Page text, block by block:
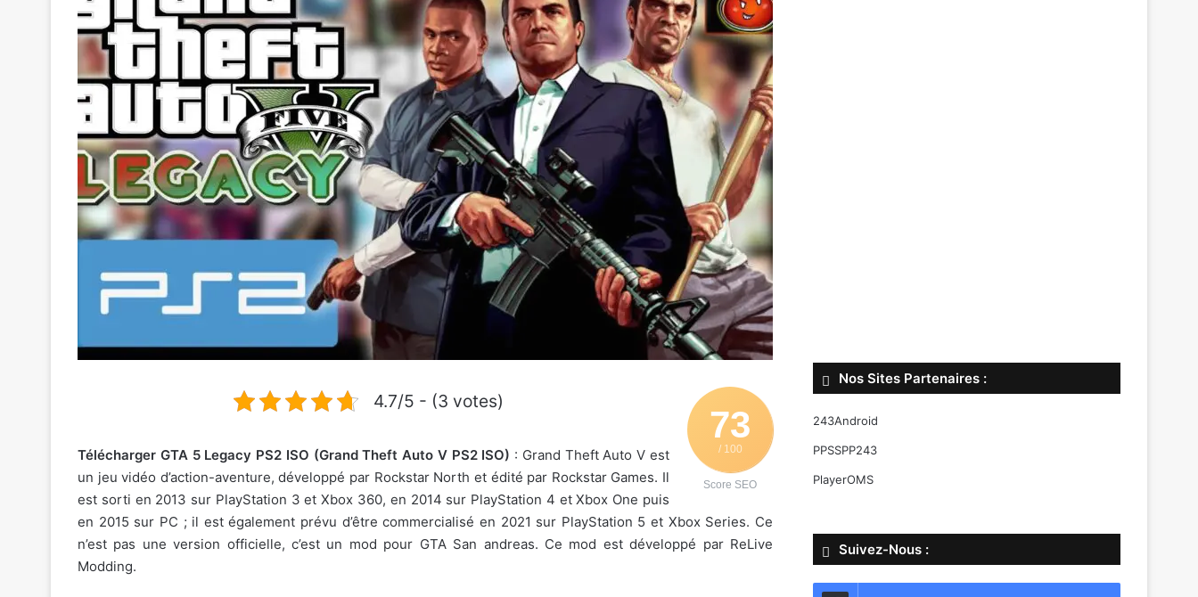
73
/ 100
Score SEO
4.7/5 - (3 votes)
Télécharger GTA 5 Legacy PS2 ISO (Grand Theft Auto V PS2 ISO) : Grand Theft Auto V est
un jeu vidéo d’action-aventure, développé par Rockstar North et édité par Rockstar Games. Il
est sorti en 2013 sur PlayStation 3 et Xbox 360, en 2014 sur PlayStation 4 et Xbox One puis
en 2015 sur PC ; il est également prévu d’être commercialisé en 2021 sur PlayStation 5 et Xbox Series. Ce
n’est pas une version officielle, c’est un mod pour GTA San andreas. Ce mod est développé par ReLive
Modding.
Nos Sites Partenaires :
243Android
PPSSPP243
PlayerOMS
Suivez-Nous :